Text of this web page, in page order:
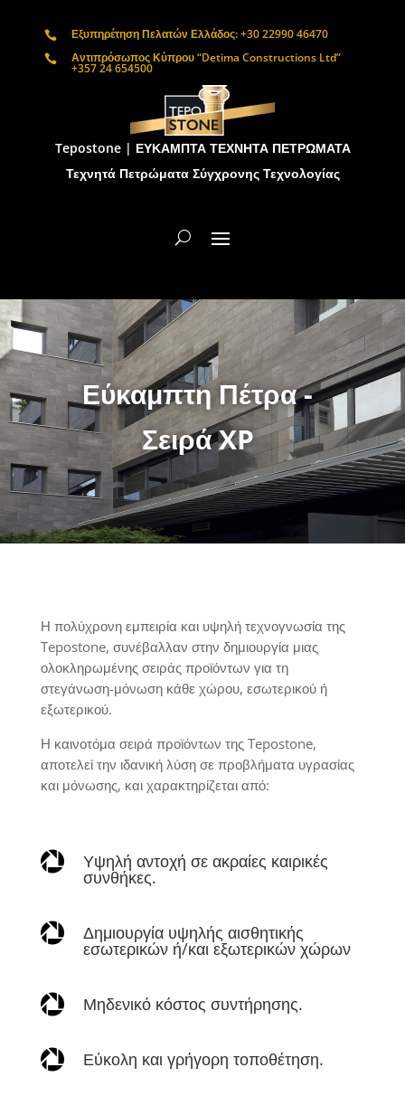
 Εξυπηρέτηση Πελατών Ελλάδος: +30 22990 46470
 Αντιπρόσωπος Κύπρου “Detima Constructions Ltd”
+357 24 654500
Tepostone | ΕΥΚΑΜΠΤΑ ΤΕΧΝΗΤΑ ΠΕΤΡΩΜΑΤΑ
Τεχνητά Πετρώματα Σύγχρονης Τεχνολογίας
Εύκαμπτη Πέτρα -
Σειρά XP
Η πολύχρονη εμπειρία και υψηλή τεχνογνωσία της
Tepostone, συνέβαλλαν στην δημιουργία μιας
ολοκληρωμένης σειράς προϊόντων για τη
στεγάνωση-μόνωση κάθε χώρου, εσωτερικού ή
εξωτερικού.
Η καινοτόμα σειρά προϊόντων της Tepostone,
αποτελεί την ιδανική λύση σε προβλήματα υγρασίας
και μόνωσης, και χαρακτηρίζεται από:
 Υψηλή αντοχή σε ακραίες καιρικές
συνθήκες.
 Δημιουργία υψηλής αισθητικής
εσωτερικών ή/και εξωτερικών χώρων
 Μηδενικό κόστος συντήρησης.
 Εύκολη και γρήγορη τοποθέτηση.